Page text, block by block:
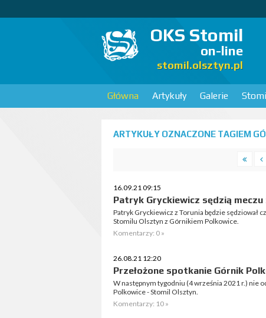
OKS Stomil
on-line
stomil.olsztyn.pl
Główna Artykuły Galerie
ARTYKUŁY OZNACZONE TAGIEM
16.09.21 09:15
Patryk Gryckiewicz sędzią
Patryk Gryckiewicz z Torunia będzie sędziował
Stomilu Olsztyn z Górnikiem Polkowice.
Komentarzy: 0 »
26.08.21 12:20
Przełożone spotkanie Górnik
W następnym tygodniu (4 września 2021 r.) nie
Polkowice - Stomil Olsztyn.
Komentarzy: 10 »